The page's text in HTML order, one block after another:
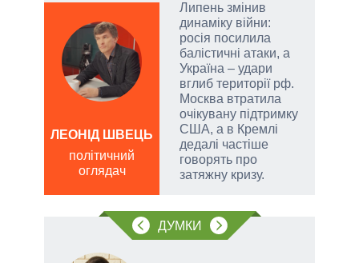
Липень змінив
динаміку війни:
росія посилила
балістичні атаки, а
Україна – удари
вглиб території рф.
Москва втратила
очікувану підтримку
США, а в Кремлі
дедалі частіше
говорять про
затяжну кризу.
ЛЕОНІД ШВЕЦЬ
політичний
оглядач
ДУМКИ